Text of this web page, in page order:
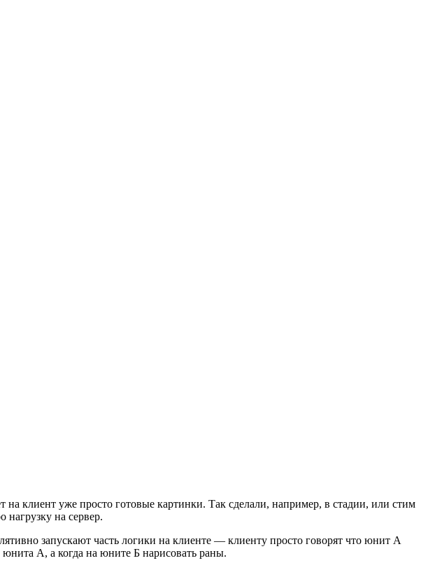
клиент уже просто готовые картинки. Так сделали, например, в стадии, или стим
нагрузку на сервер.
запускают часть логики на клиенте — клиенту просто говорят что юнит А
А, а когда на юните Б нарисовать раны.